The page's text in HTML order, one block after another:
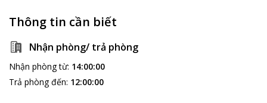
Thông tin cần biết
Nhận phòng/ trả phòng
Nhận phòng từ: 14:00:00
Trả phòng đến: 12:00:00